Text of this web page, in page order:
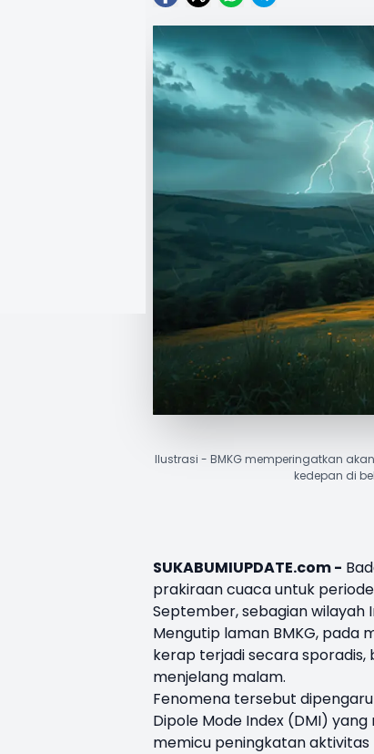
Ilustrasi - BMKG memperingatkan
kedepan di
SUKABUMIUPDATE.com -
prakiraan cuaca untuk
September, sebagian wilayah
Mengutip laman BMKG, pada
kerap terjadi secara sporadis,
menjelang malam.
Fenomena tersebut
Dipole Mode Index (DMI)
memicu peningkatan aktivitas